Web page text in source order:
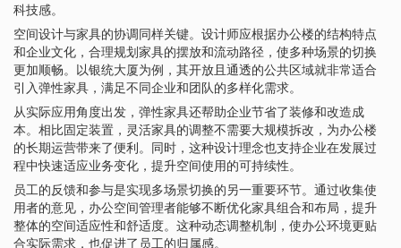
科技感。
空间设计与家具的协调同样关键。设计师应根据办公楼的结构特点
和企业文化，合理规划家具的摆放和流动路径，使多种场景的切换
更加顺畅。以银统大厦为例，其开放且通透的公共区域就非常适合
引入弹性家具，满足不同企业和团队的多样化需求。
从实际应用角度出发，弹性家具还帮助企业节省了装修和改造成
本。相比固定装置，灵活家具的调整不需要大规模拆改，为办公楼
的长期运营带来了便利。同时，这种设计理念也支持企业在发展过
程中快速适应业务变化，提升空间使用的可持续性。
员工的反馈和参与是实现多场景切换的另一重要环节。通过收集使
用者的意见，办公空间管理者能够不断优化家具组合和布局，提升
整体的空间适应性和舒适度。这种动态调整机制，使办公环境更贴
合实际需求，也促进了员工的归属感。